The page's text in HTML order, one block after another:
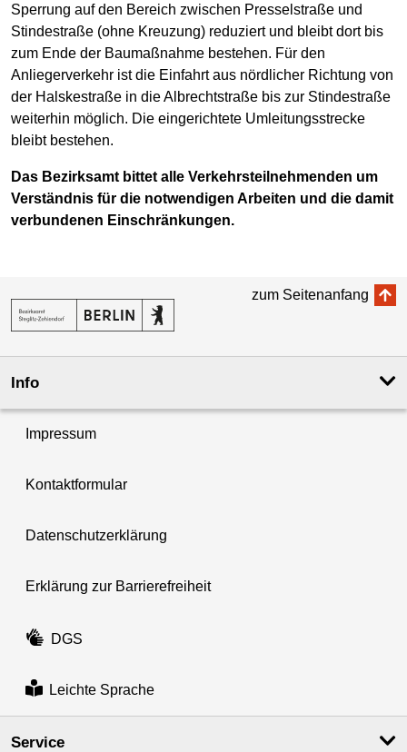
Sperrung auf den Bereich zwischen Presselstraße und
Stindestraße (ohne Kreuzung) reduziert und bleibt dort bis
zum Ende der Baumaßnahme bestehen. Für den
Anliegerverkehr ist die Einfahrt aus nördlicher Richtung von
der Halskestraße in die Albrechtstraße bis zur Stindestraße
weiterhin möglich. Die eingerichtete Umleitungsstrecke
bleibt bestehen.
Das Bezirksamt bittet alle Verkehrsteilnehmenden um
Verständnis für die notwendigen Arbeiten und die damit
verbundenen Einschränkungen.
zum Seitenanfang
Info
Impressum
Kontaktformular
Datenschutzerklärung
Erklärung zur Barrierefreiheit
DGS
Leichte Sprache
Service